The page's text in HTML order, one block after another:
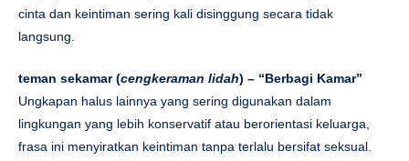
cinta dan keintiman sering kali disinggung secara tidak
langsung.
teman sekamar (cengkeraman lidah) – “Berbagi Kamar”
Ungkapan halus lainnya yang sering digunakan dalam
lingkungan yang lebih konservatif atau berorientasi keluarga,
frasa ini menyiratkan keintiman tanpa terlalu bersifat seksual.